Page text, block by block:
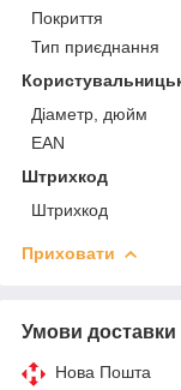
Покриття
Тип приєднання
Діаметр, дюйм
EAN
Штрихкод
Штрихкод
Приховати
Умови доставки
Нова Пошта